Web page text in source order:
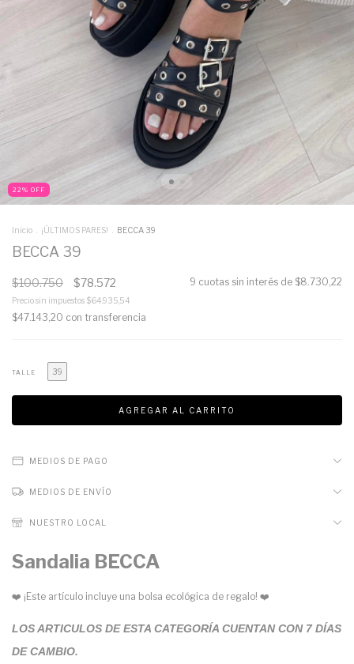
22 % OFF
Inicio ¡ÚLTIMOS PARES! BECCA 39
BECCA 39
$100.750 $78.572 9 cuotas sin interés de $8.730,22
Precio sin impuestos $64.935,54
$47.143,20 con transferencia
TALLE 39
MEDIOS DE PAGO
MEDIOS DE ENVÍO
NUESTRO LOCAL
Sandalia BECCA
❤️ ¡Este artículo incluye una bolsa ecológica de regalo! ❤️
LOS ARTICULOS DE ESTA CATEGORÍA CUENTAN CON 7 DÍAS
DE CAMBIO.